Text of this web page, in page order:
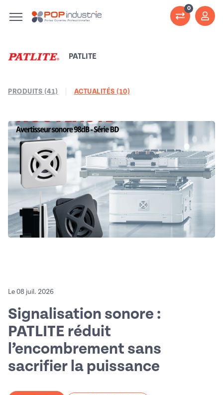
0
PATLITE
PRODUITS (41) ACTUALITÉS (10)
Le 08 juil. 2026
Signalisation sonore :
PATLITE réduit
l’encombrement sans
sacrifier la puissance